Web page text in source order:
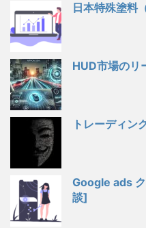
日本特殊塗料
HUD市場のリ
トレーディン
Google ads
談]